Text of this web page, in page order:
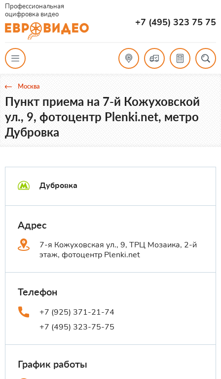
Профессиональная
оцифровка видео
+7 (495) 323 75 75
Москва
Пункт приема на 7-й Кожуховской
ул., 9, фотоцентр Plenki.net, метро
Дубровка
Дубровка
Адрес
7-я Кожуховская ул., 9, ТРЦ Мозаика, 2-й
этаж, фотоцентр Plenki.net
Телефон
+7 (925) 371-21-74
+7 (495) 323-75-75
График работы